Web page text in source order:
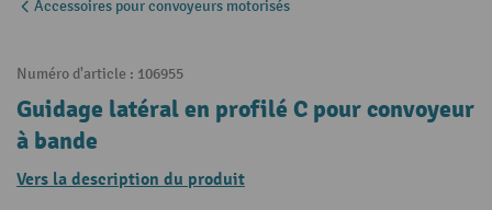
Accessoires pour convoyeurs motorisés
Numéro d'article : 106955
Guidage latéral en profilé C pour convoyeur
à bande
Vers la description du produit